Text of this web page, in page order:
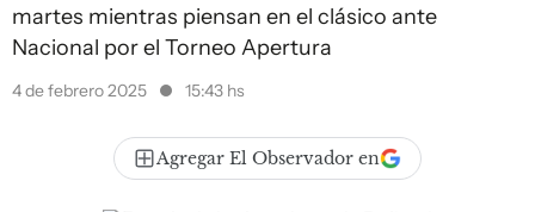
martes mientras piensan en el clásico ante
Nacional por el Torneo Apertura
4 de febrero 2025 15:43 hs
Agregar El Observador en